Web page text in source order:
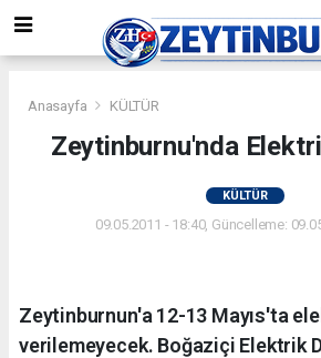
Anasayfa KÜLTÜR
Zeytinburnu'nda
KÜLTÜR
09.05.2011 - 18:40, Güncelleme:
Zeytinburnun'a 12-13 Mayıs'ta
verilemeyecek. Boğaziçi Elektrik